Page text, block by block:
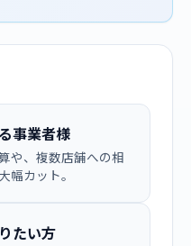
事業者様
や、複数店舗への相
幅カット。
たい方